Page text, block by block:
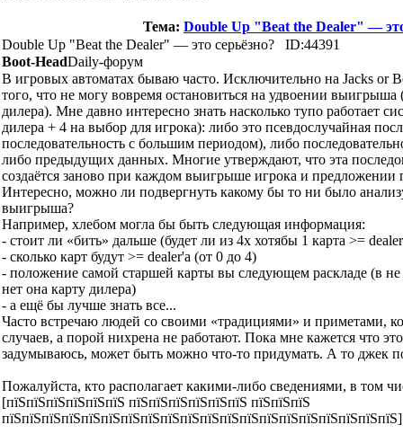
Тема: Double Up "Beat the Dealer" — это
Double Up "Beat the Dealer" — это серьёзно?
ID:44391
Boot-HeadDaily-форум
В игровых автоматах бываю часто. Исключительно на Jacks or
того, что не могу вовремя остановиться на удвоении выигрыша
дилера). Мне давно интересно знать насколько тупо работает
дилера + 4 на выбор для игрока): либо это псевдослучайная
последовательность с большим периодом), либо
либо предыдущих данных. Многие утверждают, что эта
создаётся заново при каждом выигрыше игрока и предложении
Интересно, можно ли подвергнуть какому бы то ни было
выигрыша?
Например, хлебом могла бы быть следующая информация:
- стоит ли «бить» дальше (будет ли из 4х хотябы 1 карта >=
- сколько карт будут >= dealer'a (от 0 до 4)
- положение самой старшей карты вы следующем раскладе (в не
нет она карту дилера)
- а ещё бы лучше знать все...
Часто встречаю людей со своими «традициями» и приметами,
случаев, а порой нихрена не работают. Пока мне кажется что
задумываюсь, может быть можно что-то придумать. А то джек
Пожалуйста, кто располагает какими-либо сведениями, в том
[пїЅпїЅпїЅпїЅпїЅпїЅ пїЅпїЅпїЅпїЅпїЅпїЅ пїЅпїЅпїЅ
пїЅпїЅпїЅпїЅпїЅпїЅпїЅпїЅпїЅпїЅпїЅпїЅпїЅпїЅпїЅпїЅпїЅпїЅпїЅпїЅ]